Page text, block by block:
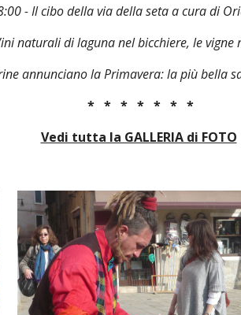
- Il cibo della via della seta a cura di
naturali di laguna nel bicchiere, le vigne
annunciano la Primavera: la più bella
*   *   *   *   *   *   *
Vedi tutta la GALLERIA di FOTO